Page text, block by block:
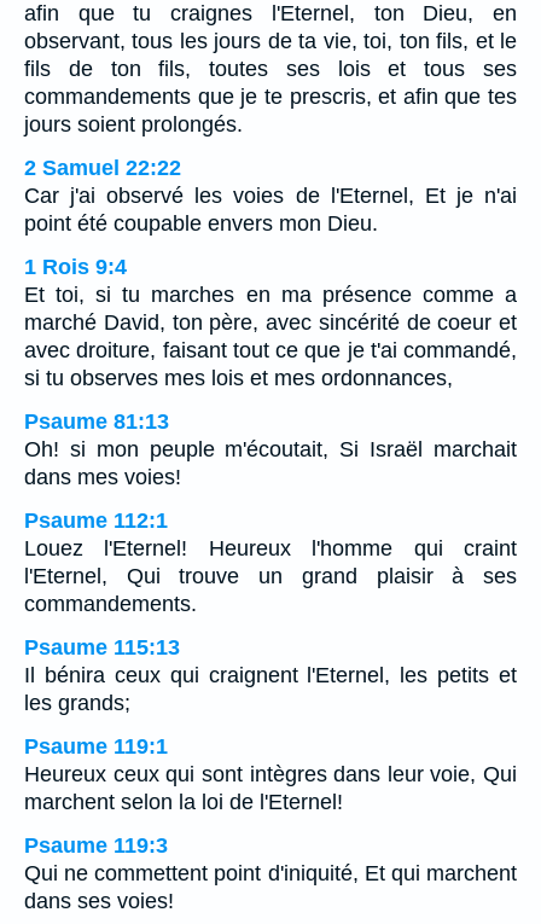
afin que tu craignes l'Eternel, ton Dieu, en
observant, tous les jours de ta vie, toi, ton fils, et le
fils de ton fils, toutes ses lois et tous ses
commandements que je te prescris, et afin que tes
jours soient prolongés.
2 Samuel 22:22
Car j'ai observé les voies de l'Eternel, Et je n'ai
point été coupable envers mon Dieu.
1 Rois 9:4
Et toi, si tu marches en ma présence comme a
marché David, ton père, avec sincérité de coeur et
avec droiture, faisant tout ce que je t'ai commandé,
si tu observes mes lois et mes ordonnances,
Psaume 81:13
Oh! si mon peuple m'écoutait, Si Israël marchait
dans mes voies!
Psaume 112:1
Louez l'Eternel! Heureux l'homme qui craint
l'Eternel, Qui trouve un grand plaisir à ses
commandements.
Psaume 115:13
Il bénira ceux qui craignent l'Eternel, les petits et
les grands;
Psaume 119:1
Heureux ceux qui sont intègres dans leur voie, Qui
marchent selon la loi de l'Eternel!
Psaume 119:3
Qui ne commettent point d'iniquité, Et qui marchent
dans ses voies!